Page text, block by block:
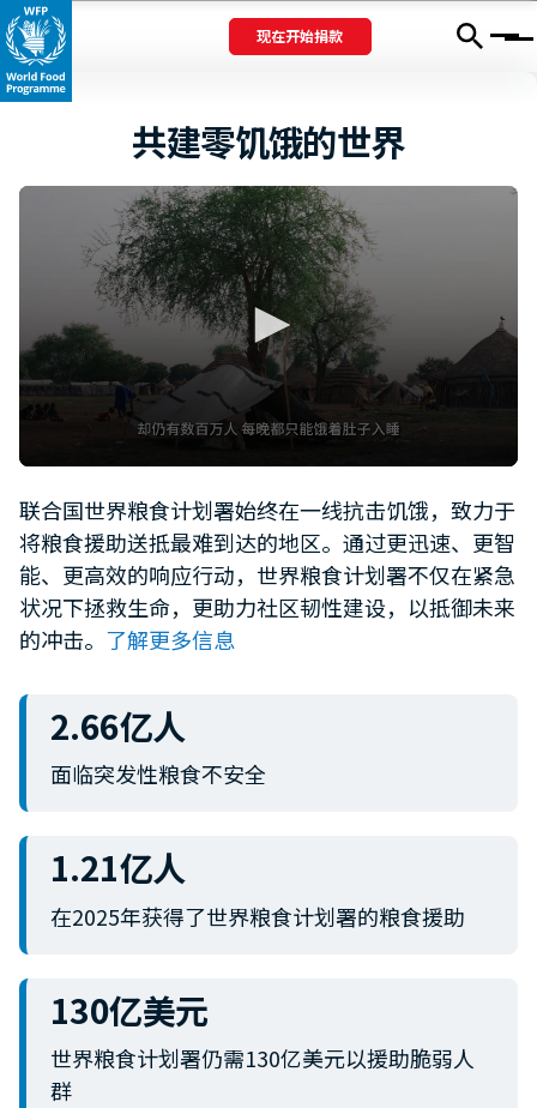
现在开始捐款 Menu
共建零饥饿的世界
of
1
minute,
12
seconds
联合国世界粮食计划署始终在一线抗击饥饿，致力于
将粮食援助送抵最难到达的地区。通过更迅速、更智
能、更高效的响应行动，世界粮食计划署不仅在紧急
状况下拯救生命，更助力社区韧性建设，以抵御未来
的冲击。 了解更多信息
2.66亿人
面临突发性粮食不安全
1.21亿人
在2025年获得了世界粮食计划署的粮食援助
130亿美元
世界粮食计划署仍需130亿美元以援助脆弱人
群